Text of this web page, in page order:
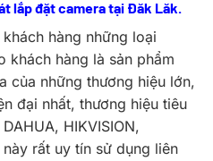
lắp đặt camera tại Đăk Lăk.
hàng những loại
khách hàng là sản phẩm
của những thương hiệu lớn,
đại nhất, thương hiệu tiêu
HIKVISION,
rất uy tín sử dụng liên